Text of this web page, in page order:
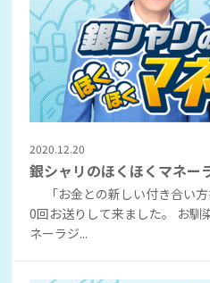
2020.12.20
銀シャリのほくほくマネー
「お金との新しい付き合い
0回お送りして来ました。 お馴
ネーラジ...